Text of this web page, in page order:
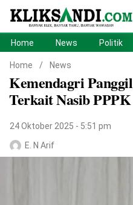
Politik Sport
Home News Politik
Home / News
Kemendagri
Terkait Nasib PPPK
24 Oktober 2025 - 5:51 pm
E. N Arif